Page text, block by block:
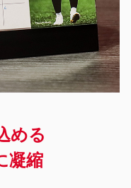
める
凝縮